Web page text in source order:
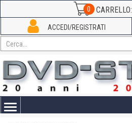
0 CARRELLO:
ACCEDI/REGISTRATI
Toggle